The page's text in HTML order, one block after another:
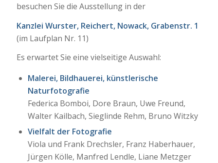
besuchen Sie die Ausstellung in der
Kanzlei Wurster, Reichert, Nowack, Grabenstr. 1
(im Laufplan Nr. 11)
Es erwartet Sie eine vielseitige Auswahl:
Malerei, Bildhauerei, künstlerische
Naturfotografie
Federica Bomboi, Dore Braun, Uwe Freund,
Walter Kailbach, Sieglinde Rehm, Bruno Witzky
Vielfalt der Fotografie
Viola und Frank Drechsler, Franz Haberhauer,
Jürgen Kölle, Manfred Lendle, Liane Metzger